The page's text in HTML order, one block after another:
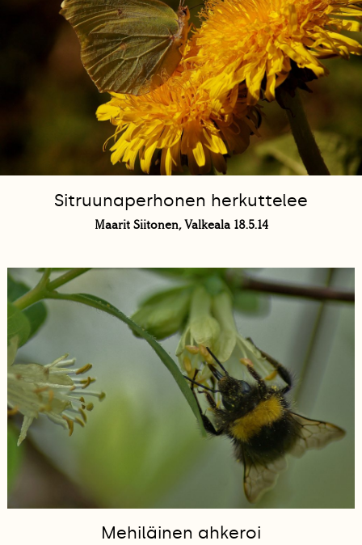
Sitruunaperhonen herkuttelee
Maarit Siitonen, Valkeala 18.5.14
Mehiläinen ahkeroi